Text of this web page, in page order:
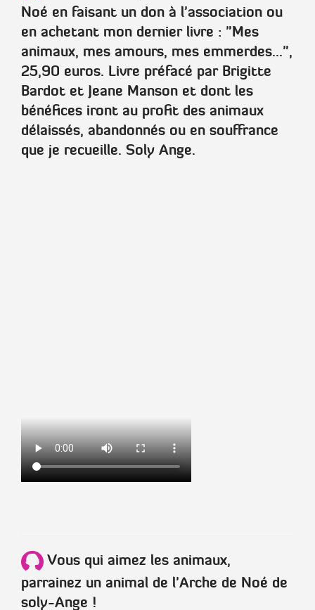
Noé en faisant un don à l'association ou
en achetant mon dernier livre : "Mes
animaux, mes amours, mes emmerdes...",
25,90 euros. Livre préfacé par Brigitte
Bardot et Jeane Manson et dont les
bénéfices iront au profit des animaux
délaissés, abandonnés ou en souffrance
que je recueille. Soly Ange.
Vous qui aimez les animaux,
parrainez un animal de l'Arche de Noé de
soly-Ange !